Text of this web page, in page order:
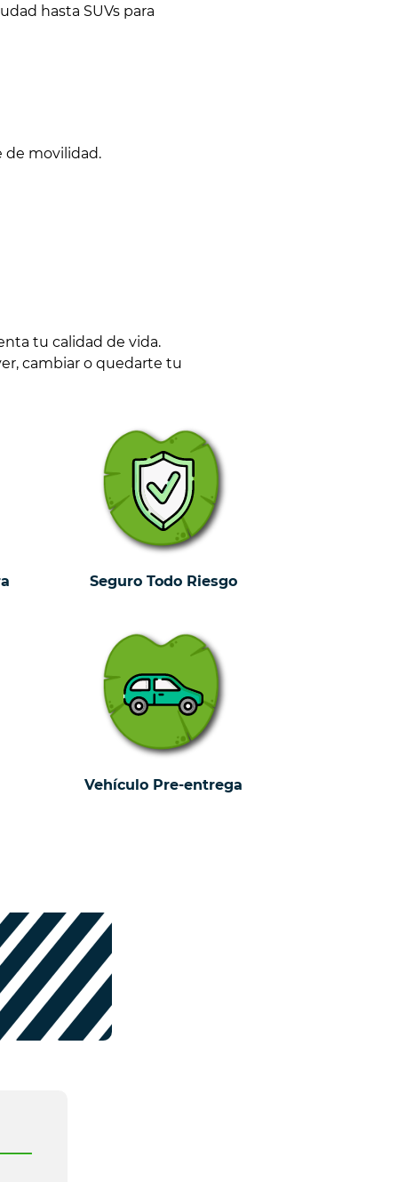
hasta SUVs para
de movilidad.
tu calidad de vida.
cambiar o quedarte tu
Seguro Todo Riesgo
Vehículo Pre-entrega